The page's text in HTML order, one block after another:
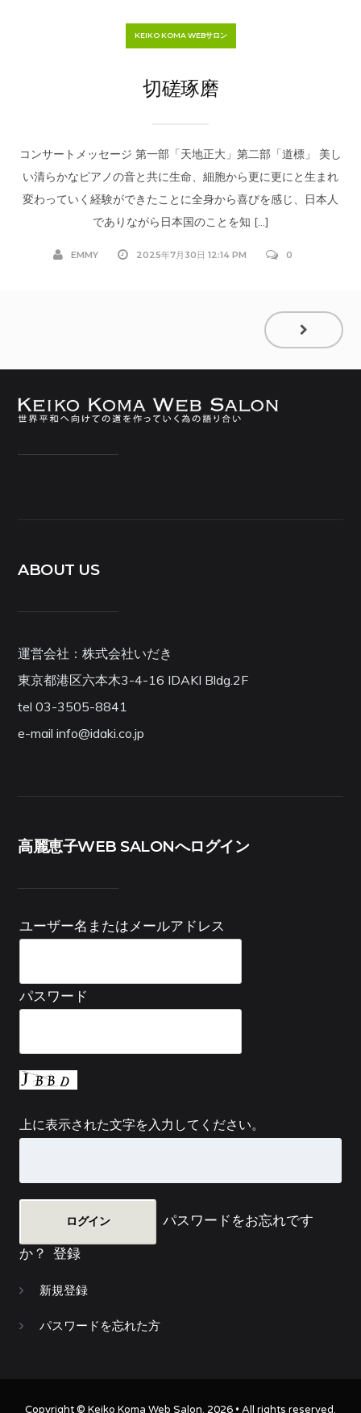
KEIKO KOMA WEBサロン
切磋琢磨
コンサートメッセージ 第一部「天地正大」第二部「道標」 美し
い清らかなピアノの音と共に生命、細胞から更に更にと生まれ
変わっていく経験ができたことに全身から喜びを感じ、日本人
でありながら日本国のことを知 […]
EMMY 2025年7月30日 12:14 PM 0
ABOUT US
運営会社：株式会社いだき
東京都港区六本木3-4-16 IDAKI Bldg.2F
tel 03-3505-8841
e-mail info@idaki.co.jp
高麗恵子WEB SALONへログイン
ユーザー名またはメールアドレス
パスワード
上に表示された文字を入力してください。
パスワードをお忘れです
か？ 登録
新規登録
パスワードを忘れた方
Copyright © Keiko Koma Web Salon. 2026 • All rights reserved.